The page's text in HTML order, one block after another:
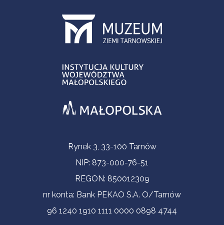
Informacje kontaktoweRynek 3, 33-100 Tarnów
NIP: 873-000-76-51
REGON: 850012309
nr konta: Bank PEKAO S.A. O/Tarnów
96 1240 1910 1111 0000 0898 4744